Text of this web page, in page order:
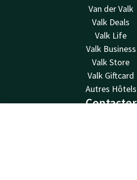
Van der Valk
Valk Deals
Valk Life
Valk Business
Valk Store
Valk Giftcard
Autres Hôtels
Contacter